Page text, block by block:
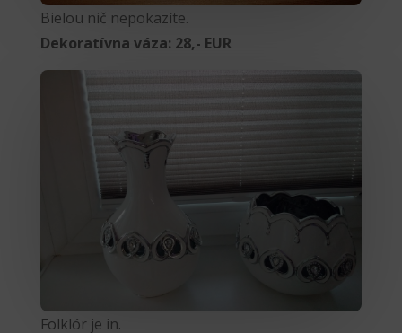
Bielou nič nepokazíte.
Dekoratívna váza: 28,- EUR
Folklór je in.